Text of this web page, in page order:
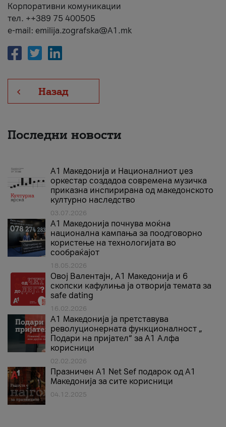
Корпоративни комуникации
тел. ++389 75 400505
e-mail: emilija.zografska@A1.mk
Назад
Последни новости
А1 Македонија и Националниот џез
оркестар создадоа современа музичка
приказна инспирирана од македонското
културно наследство
03.07.2026
A1 Македонија почнува моќна
национална кампања за поодговорно
користење на технологијата во
сообраќајот
18.05.2026
Овој Валентајн, A1 Македонија и 6
скопски кафулиња ја отворија темата за
safe dating
16.02.2026
А1 Македонија ја претставува
револуционерната функционалност „
Подари на пријател“ за А1 Алфа
корисници
02.02.2026
Празничен A1 Net Sеf подарок од А1
Македонија за сите корисници
04.12.2025